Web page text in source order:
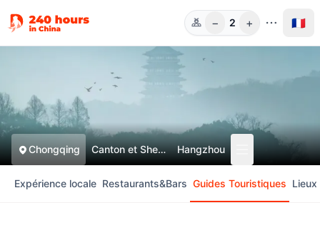
Pers.
− 2 + 🇫🇷
Chongqing Canton et Shenzhen Hangzhou
Expérience locale Restaurants&Bars Guides Touristiques